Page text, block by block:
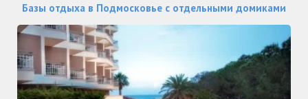
Базы отдыха в Подмосковье с отдельными домиками